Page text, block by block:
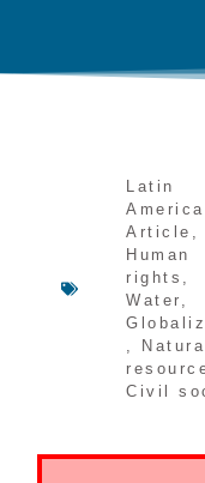
Latin
America
Article ,
Human
rights ,
Water ,
,
Natural
Civil